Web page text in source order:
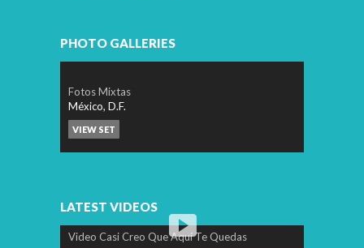
PHOTO GALLERIES
Fotos Mixtas
México, D.F.
VIEW SET
LATEST VIDEOS
Video Casi Creo Que Aquí Te Quedas